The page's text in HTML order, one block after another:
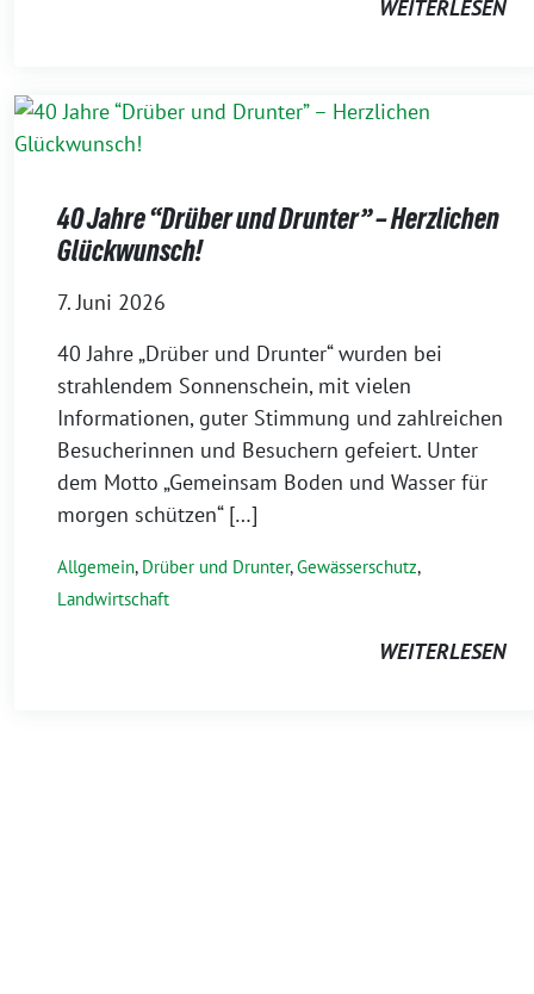
WEITERLESEN
40 Jahre “Drüber und Drunter” – Herzlichen
Glückwunsch!
7. Juni 2026
40 Jahre „Drüber und Drunter“ wurden bei
strahlendem Sonnenschein, mit vielen
Informationen, guter Stimmung und zahlreichen
Besucherinnen und Besuchern gefeiert. Unter
dem Motto „Gemeinsam Boden und Wasser für
morgen schützen“ […]
Allgemein, Drüber und Drunter,Gewässerschutz,
Landwirtschaft
WEITERLESEN